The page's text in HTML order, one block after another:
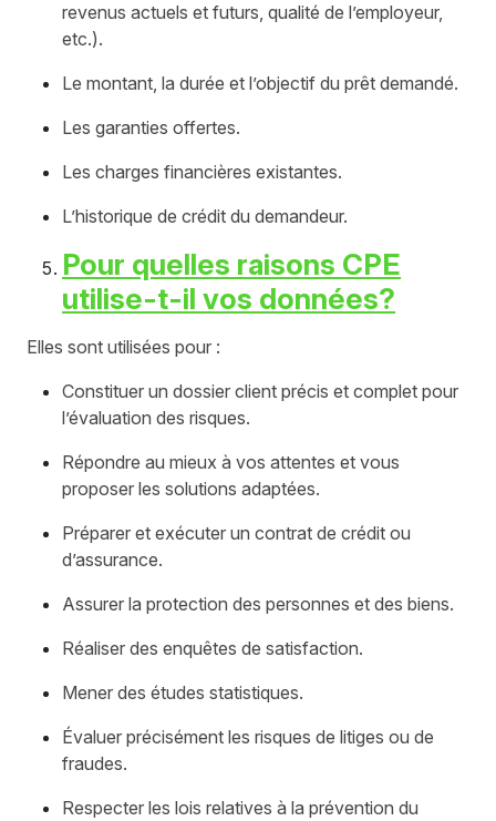
revenus actuels et futurs, qualité de l’employeur,
etc.).
Le montant, la durée et l’objectif du prêt demandé.
Les garanties offertes.
Les charges financières existantes.
L’historique de crédit du demandeur.
Pour quelles raisons CPE
utilise-t-il vos données?
Elles sont utilisées pour :
Constituer un dossier client précis et complet pour
l’évaluation des risques.
Répondre au mieux à vos attentes et vous
proposer les solutions adaptées.
Préparer et exécuter un contrat de crédit ou
d’assurance.
Assurer la protection des personnes et des biens.
Réaliser des enquêtes de satisfaction.
Mener des études statistiques.
Évaluer précisément les risques de litiges ou de
fraudes.
Respecter les lois relatives à la prévention du